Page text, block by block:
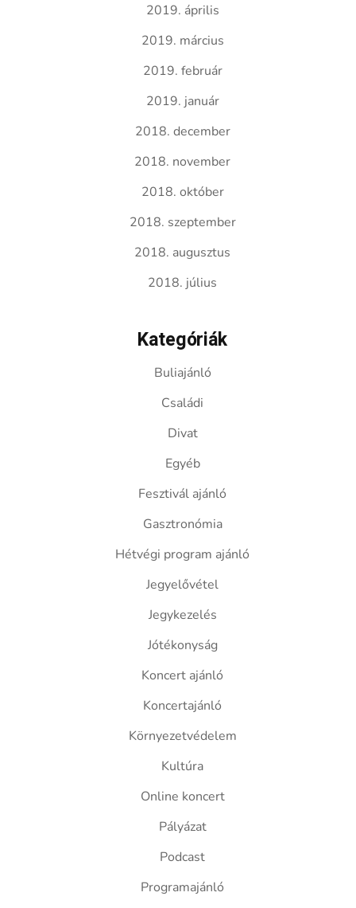
2019. április
2019. március
2019. február
2019. január
2018. december
2018. november
2018. október
2018. szeptember
2018. augusztus
2018. július
Kategóriák
Buliajánló
Családi
Divat
Egyéb
Fesztivál ajánló
Gasztronómia
Hétvégi program ajánló
Jegyelővétel
Jegykezelés
Jótékonyság
Koncert ajánló
Koncertajánló
Környezetvédelem
Kultúra
Online koncert
Pályázat
Podcast
Programajánló